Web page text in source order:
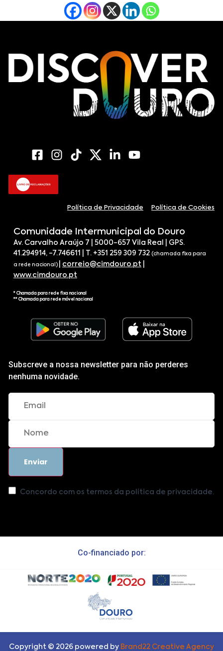
Política de Privacidade Política de Cookies
Comunidade Intermunicipal do Douro
Av. Carvalho Araújo 7 | 5000-657 Vila Real | GPS.
41.294914, -7.746611 | T. +351 259 309 732 (chamada fixa para
a rede nacional) correio@cimdouro.pt
www.cimdouro.pt
* Chamada para rede fixa nacional
** Chamada para rede móvel nacional
Subscreve a nossa newsletter para não perderes
nenhuma novidade.
Concordo com os termos da política de privacidade.
Co-financiado por:
Copyright © 2026 powered by Brand22 Creative Agency